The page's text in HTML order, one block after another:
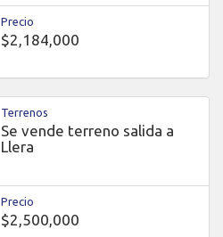
Precio
$2,184,000
Terrenos
Se vende terreno salida a
Llera
Precio
$2,500,000